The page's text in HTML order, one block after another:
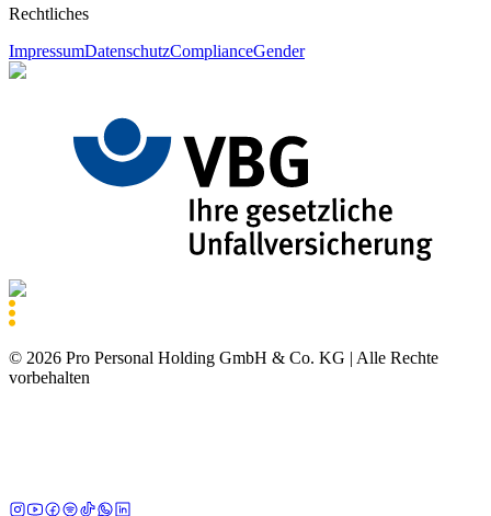
Rechtliches
ImpressumDatenschutzComplianceGender
© 2026 Pro Personal Holding GmbH & Co. KG | Alle Rechte
vorbehalten